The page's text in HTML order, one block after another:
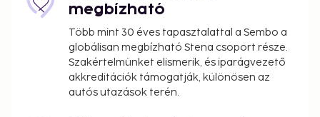
A tax is imposed by the city: EUR 4.00 per
person, per night, up to 7 nights. This tax does
not apply to children under 13 years of age.
Administrative fee: EUR 2 per person, per night
We have included all charges provided to us by the
megbízható
Több mint 30 éves tapasztalattal a Sembo a
globálisan megbízható Stena csoport része.
Szakértelmünket elismerik, és iparágvezető
akkreditációk támogatják, különösen az
autós utazások terén.